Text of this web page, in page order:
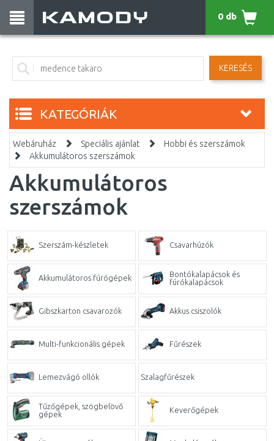
KERESÉS
0 db
KATEGÓRIÁK
Webáruház Speciális ajánlat
Hobbi és szerszámok
Akkumulátoros szerszámok
Akkumulátoros
szerszámok
Szerszám-készletek Csavarhúzók
Akkumulátoros fúrógépek
Bontókalapácsok és
fúrókalapácsok
Gibszkarton csavarozók Akkus csiszolók
Multi-funkcionális gépek Fűrészek
Lemezvágó ollók Szalagfűrészek
Tűzőgépek, szögbelövő
gépek
Keverőgépek